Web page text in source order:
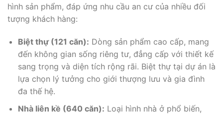
hình sản phẩm, đáp ứng nhu cầu an cư của nhiều đối
tượng khách hàng:
Biệt thự (121 căn): Dòng sản phẩm cao cấp, mang
đến không gian sống riêng tư, đẳng cấp với thiết kế
sang trọng và diện tích rộng rãi. Biệt thự tại dự án là
lựa chọn lý tưởng cho giới thượng lưu và gia đình
đa thế hệ.
Nhà liên kề (640 căn): Loại hình nhà ở phổ biến,